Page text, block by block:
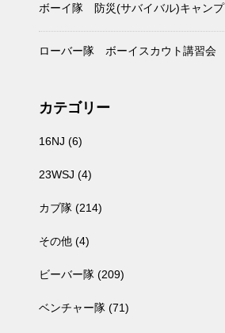
ボーイ隊 防災(サバイバル)キャンプ
ローバー隊 ボーイスカウト講習会
カテゴリー
16NJ (6)
23WSJ (4)
カブ隊 (214)
その他 (4)
ビーバー隊 (209)
ベンチャー隊 (71)